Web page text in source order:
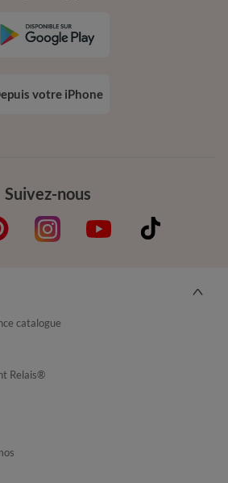
Suivez-nous
votre iPhone
catalogue
Relais®